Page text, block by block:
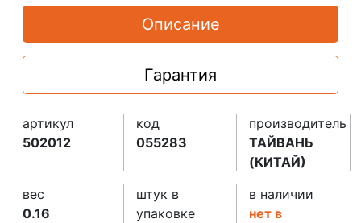
Описание
Гарантия
артикул
502012
код
055283
производитель
ТАЙВАНЬ
(КИТАЙ)
вес
0.16
штук в
упаковке
в наличии
нет в